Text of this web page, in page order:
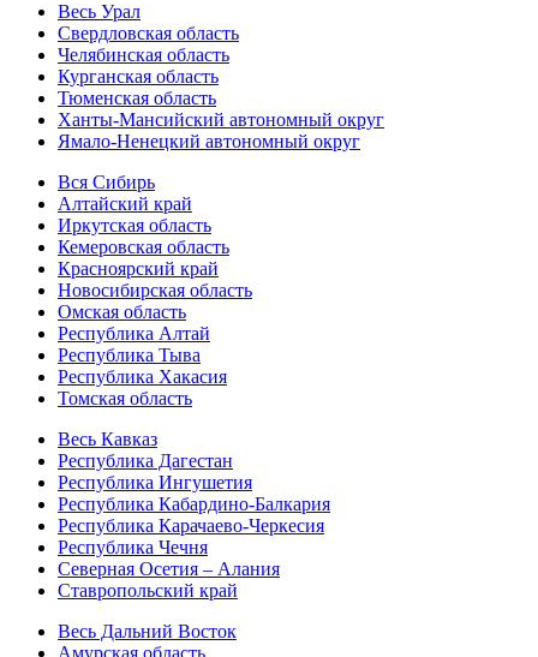
Весь Урал
Свердловская область
Челябинская область
Курганская область
Тюменская область
Ханты-Мансийский автономный округ
Ямало-Ненецкий автономный округ
Вся Сибирь
Алтайский край
Иркутская область
Кемеровская область
Красноярский край
Новосибирская область
Омская область
Республика Алтай
Республика Тыва
Республика Хакасия
Томская область
Весь Кавказ
Республика Дагестан
Республика Ингушетия
Республика Кабардино-Балкария
Республика Карачаево-Черкесия
Республика Чечня
Северная Осетия – Алания
Ставропольский край
Весь Дальний Восток
Амурская область